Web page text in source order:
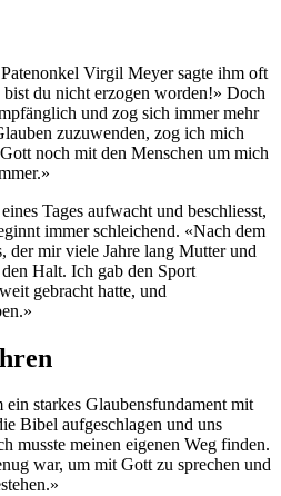
Virgil Meyer sagte ihm oft
du nicht erzogen worden!» Doch
und zog sich immer mehr
zuzuwenden, zog ich mich
noch mit den Menschen um mich
Tages aufwacht und beschliesst,
immer schleichend. «Nach dem
der mir viele Jahre lang Mutter und
Halt. Ich gab den Sport
gebracht hatte, und
starkes Glaubensfundament mit
Bibel aufgeschlagen und uns
musste meinen eigenen Weg finden.
war, um mit Gott zu sprechen und